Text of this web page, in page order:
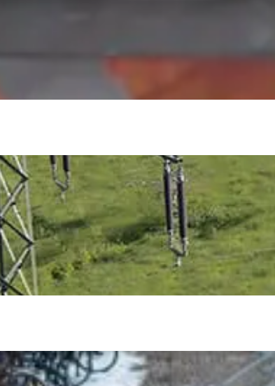
ergeben sich für gängige Formate
gesetzt werden. Dazu bedarf es jedoch